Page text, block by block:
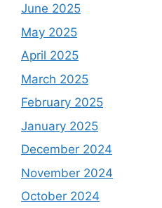
June 2025
May 2025
April 2025
March 2025
February 2025
January 2025
December 2024
November 2024
October 2024